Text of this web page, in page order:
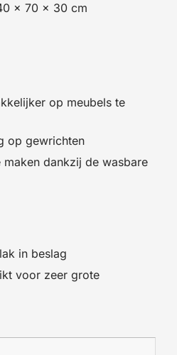
× 70 × 30 cm
op meubels te
op gewrichten
dankzij de wasbare
in beslag
voor zeer grote